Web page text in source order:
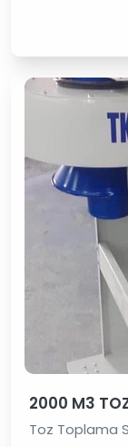
2000 M3
Toz Toplama